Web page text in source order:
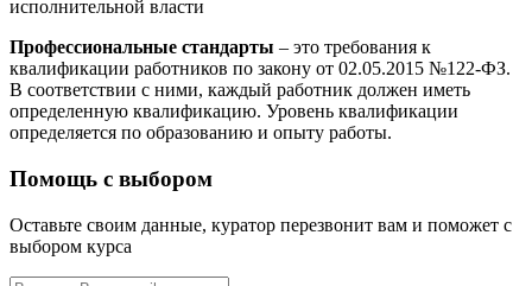
исполнительной власти
Профессиональные стандарты – это требования к
квалификации работников по закону от 02.05.2015 №122-ФЗ.
В соответствии с ними, каждый работник должен иметь
определенную квалификацию. Уровень квалификации
определяется по образованию и опыту работы.
Помощь с выбором
Оставьте своим данные, куратор перезвонит вам и поможет с
выбором курса